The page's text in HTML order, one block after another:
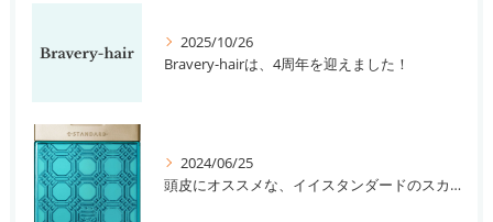
2025/10/26
Bravery-hairは、4周年を迎えました！
2024/06/25
頭皮にオススメな、イイスタンダードのスカルプ系シャンプー＆トリートメントです！